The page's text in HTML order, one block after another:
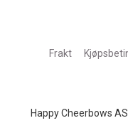
Frakt
Happy Cheerbows